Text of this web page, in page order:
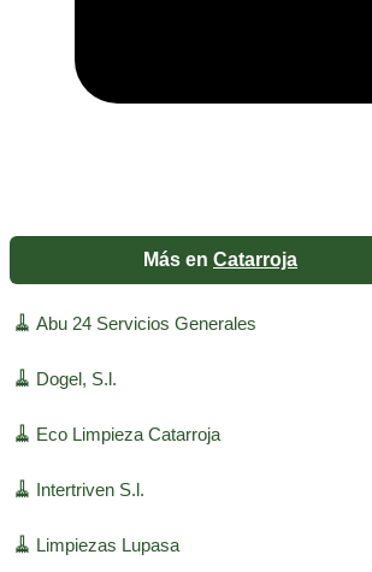
Más en Catarroja
🧹 Abu 24 Servicios Generales
🧹 Dogel, S.l.
🧹 Eco Limpieza Catarroja
🧹 Intertriven S.l.
🧹 Limpiezas Lupasa